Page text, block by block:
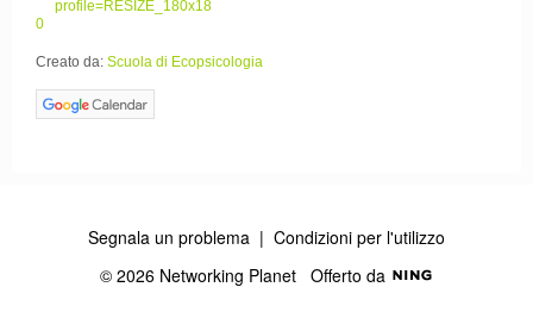
Creato da: Scuola di Ecopsicologia
Segnala un problema | Condizioni per l'utilizzo
© 2026 Networking Planet Offerto da